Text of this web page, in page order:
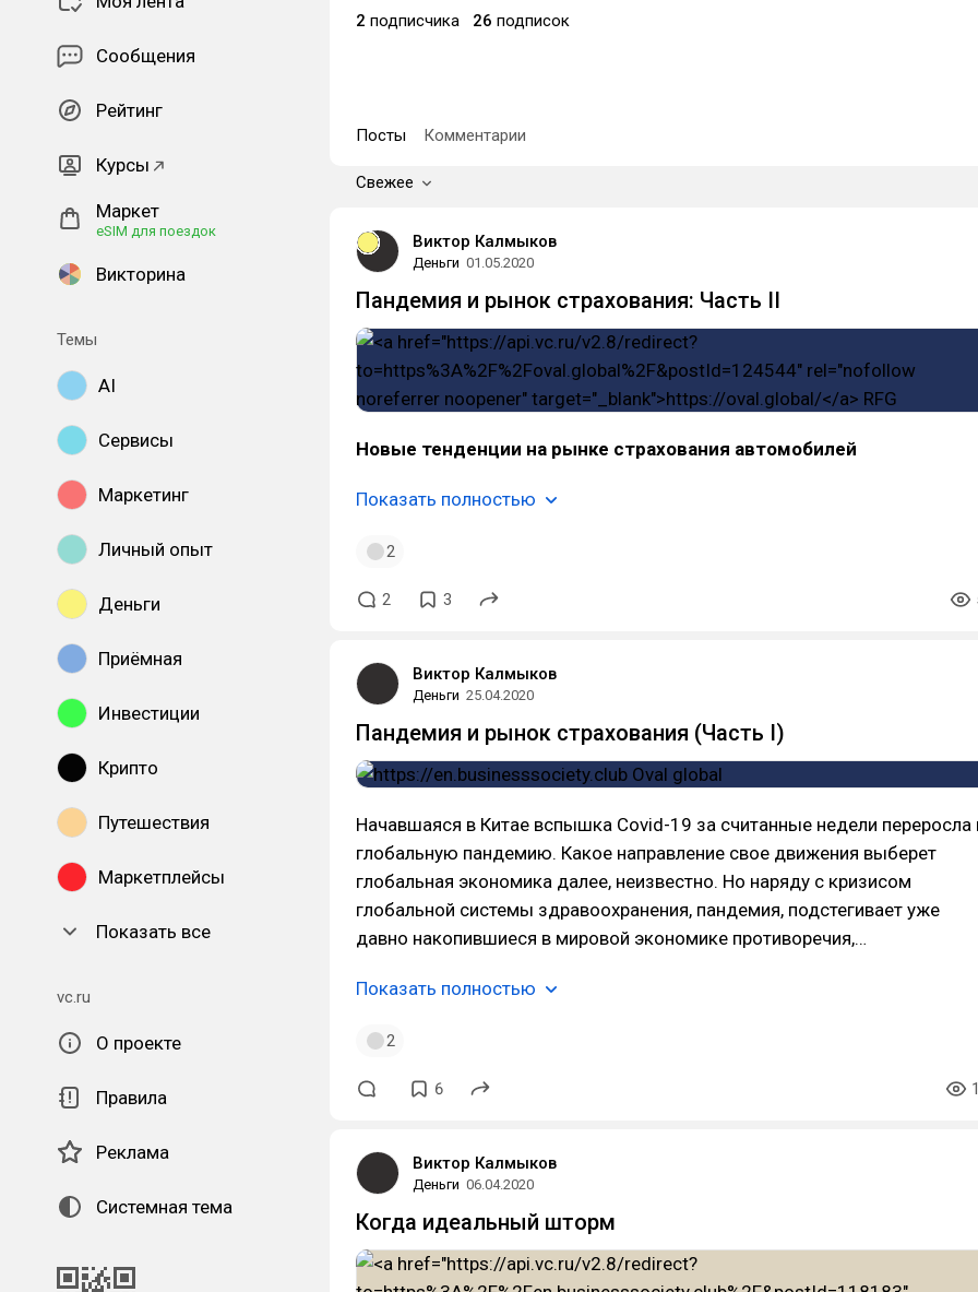
Сообщения
Рейтинг
Курсы
Маркет
eSIM для поездок
Викторина
Темы
AI
Сервисы
Маркетинг
Личный опыт
Деньги
Приёмная
Инвестиции
Крипто
Путешествия
Маркетплейсы
Показать все
vc.ru
О проекте
Правила
Реклама
Системная тема
2 подписчика 26 подписок
Посты Комментарии
Свежее
Виктор Калмыков
Деньги 01.05.2020
Пандемия и рынок страхования: Часть II
Новые тенденции на рынке страхования автомобилей
Показать полностью
2
2 3
Виктор Калмыков
Деньги 25.04.2020
Пандемия и рынок страхования (Часть I)
Начавшаяся в Китае вспышка Covid-19 за считанные недели переросла
глобальную пандемию. Какое направление свое движения выберет
глобальная экономика далее, неизвестно. Но наряду с кризисом
глобальной системы здравоохранения, пандемия, подстегивает уже
давно накопившиеся в мировой экономике противоречия,…
Показать полностью
2
6
Виктор Калмыков
Деньги 06.04.2020
Когда идеальный шторм